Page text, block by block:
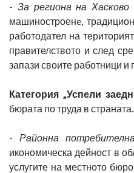
- За региона на
машиностроенe,
работодател на
правителството и след
запази своите работници
Категория „Успели
бюрата по труда в
- Районна
икономическа дейност в
услугите на местното